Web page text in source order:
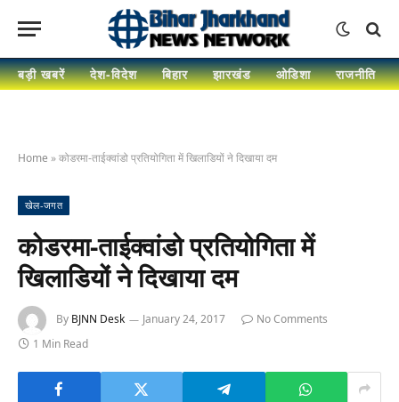
बड़ी खबरें देश-विदेश बिहार झारखंड ओडिशा राजनीति
Home »कोडरमा-ताईक्वांडो प्रतियोगिता में खिलाडियों ने दिखाया दम
खेल-जगत
कोडरमा-ताईक्वांडो प्रतियोगिता में
खिलाडियों ने दिखाया दम
By BJNN Desk January 24, 2017
No Comments
1 Min Read